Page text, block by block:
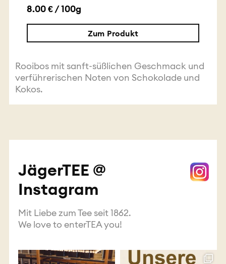
8.00 € / 100g
Zum Produkt
Rooibos mit sanft-süßlichen Geschmack und
verführerischen Noten von Schokolade und
Kokos.
JägerTEE @
Instagram
Mit Liebe zum Tee seit 1862.
We love to enterTEA you!